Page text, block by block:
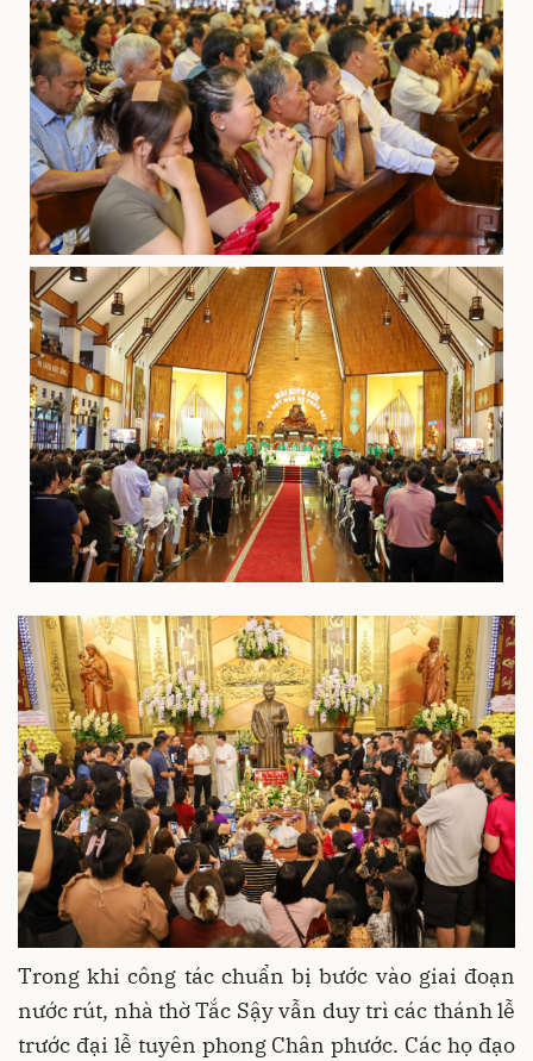
Trong khi công tác chuẩn bị bước vào giai đoạn
nước rút, nhà thờ Tắc Sậy vẫn duy trì các thánh lễ
trước đại lễ tuyên phong Chân phước. Các họ đạo